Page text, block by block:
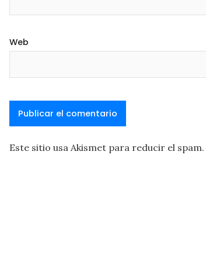
Web
Este sitio usa Akismet para reducir el spam.